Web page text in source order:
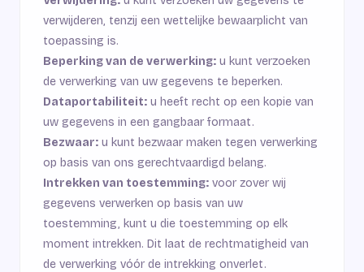
verwijderen, tenzij een wettelijke bewaarplicht van
toepassing is.
Beperking van de verwerking: u kunt verzoeken
de verwerking van uw gegevens te beperken.
Dataportabiliteit: u heeft recht op een kopie van
uw gegevens in een gangbaar formaat.
Bezwaar: u kunt bezwaar maken tegen verwerking
op basis van ons gerechtvaardigd belang.
Intrekken van toestemming: voor zover wij
gegevens verwerken op basis van uw
toestemming, kunt u die toestemming op elk
moment intrekken. Dit laat de rechtmatigheid van
de verwerking vóór de intrekking onverlet.